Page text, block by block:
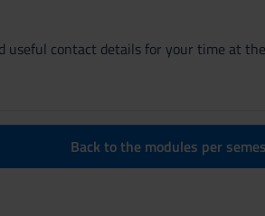
useful contact details for your time at
Back to the modules per